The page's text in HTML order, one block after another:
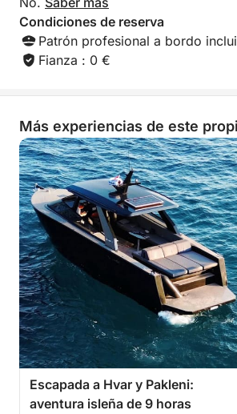
Condiciones de reserva
Patrón profesional a bordo
Fianza : 0 €
Más experiencias de este
Escapada a Hvar y Pakleni:
aventura isleña de 9 horas